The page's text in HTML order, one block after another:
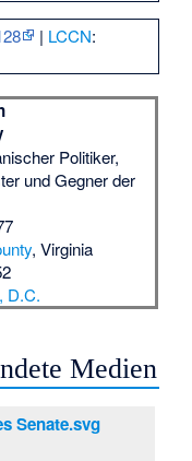
| LCCN:
Politiker,
und Gegner der
, Virginia
D.C.
Medien
Senate.svg